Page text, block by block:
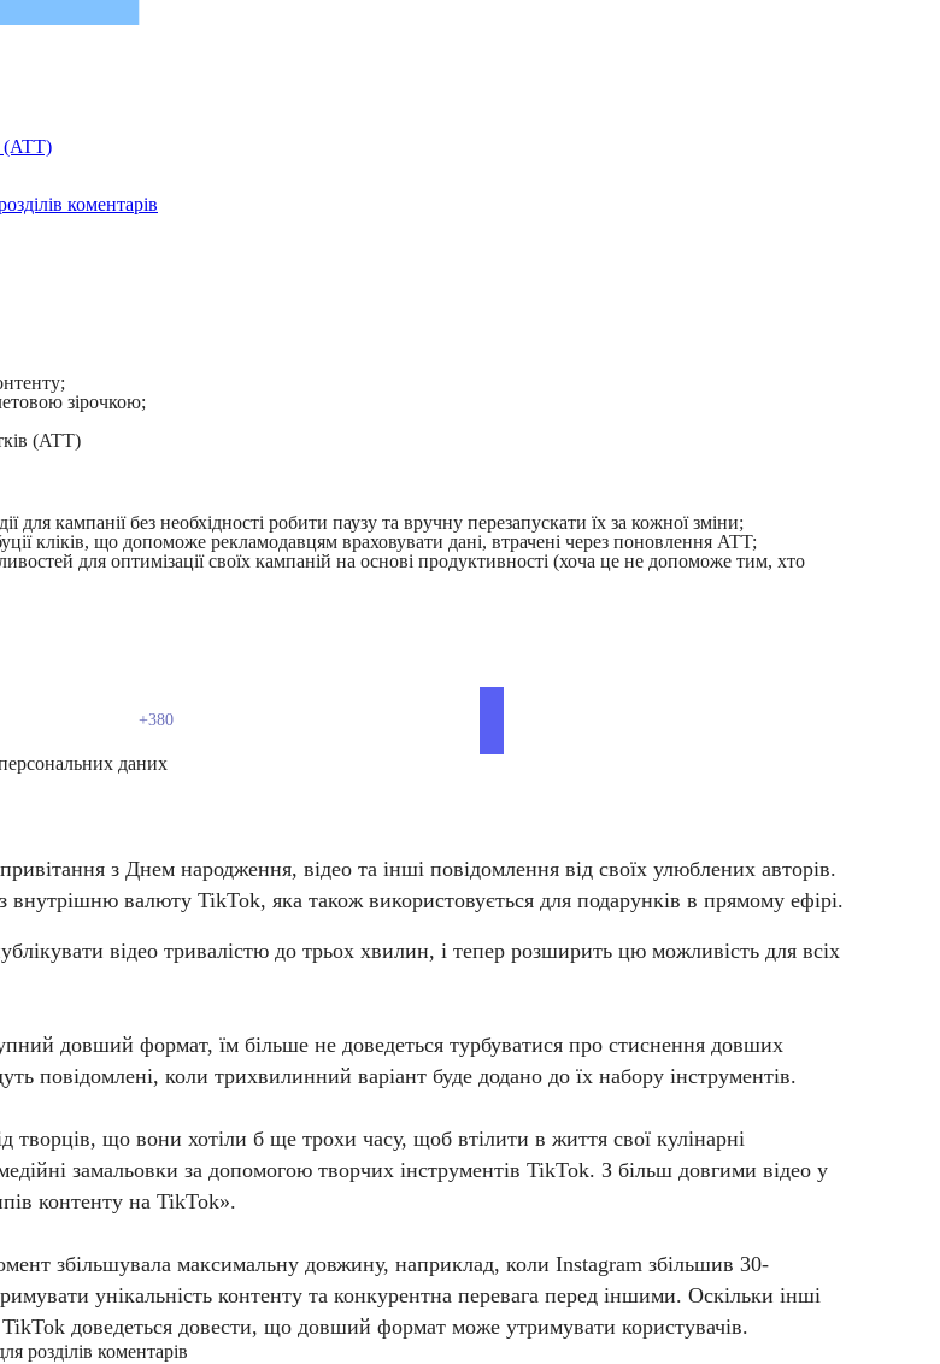
(ATT)
коментарів
зірочкою;
(ATT)
кампанії без необхідності робити паузу та вручну перезапускати їх за кожної зміни;
кліків, що допоможе рекламодавцям враховувати дані, втрачені через поновлення ATT;
для оптимізації своїх кампаній на основі продуктивності (хоча це не допоможе тим, хто
даних
з Днем народження, відео та інші повідомлення від своїх улюблених авторів.
валюту TikTok, яка також використовується для подарунків в прямому ефірі.
відео тривалістю до трьох хвилин, і тепер розширить цю можливість для всіх
довший формат, їм більше не доведеться турбуватися про стиснення довших
повідомлені, коли трихвилинний варіант буде додано до їх набору інструментів.
що вони хотіли б ще трохи часу, щоб втілити в життя свої кулінарні
замальовки за допомогою творчих інструментів TikTok. З більш довгими відео у
контенту на TikTok».
збільшувала максимальну довжину, наприклад, коли Instagram збільшив 30-
унікальність контенту та конкурентна перевага перед іншими. Оскільки інші
доведеться довести, що довший формат може утримувати користувачів.
розділів коментарів